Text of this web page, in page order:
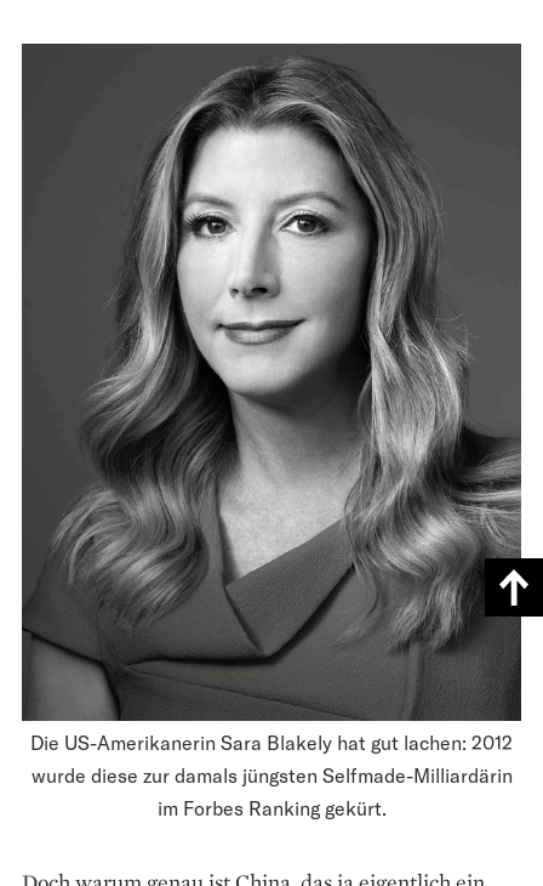
Die US-Amerikanerin Sara Blakely hat gut lachen: 2012
wurde diese zur damals jüngsten Selfmade-Milliardärin
im Forbes Ranking gekürt.